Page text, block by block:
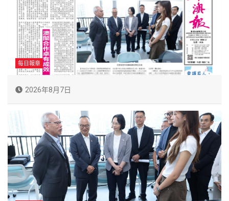
每日報章
2026年8月7日